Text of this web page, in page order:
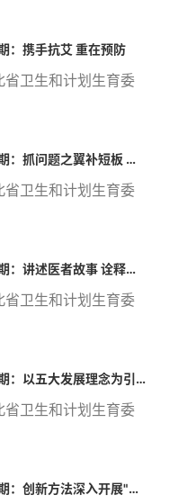
：携手抗艾 重在预防
卫生和计划生育委
"两学一做"学习教育工作简报第93期：抓问题之翼补短板 抓改革之翼创特色 全力推动卫生计生综合监督执法工作创新发展
卫生和计划生育委
"两学一做"学习教育工作简报第94期：讲述医者故事 诠释坚守之美
卫生和计划生育委
"两学一做"学习教育工作简报第95期：以五大发展理念为引领全力推进五大工程建设
卫生和计划生育委
"两学一做"学习教育工作简报第96期：创新方法深入开展"两学一做"